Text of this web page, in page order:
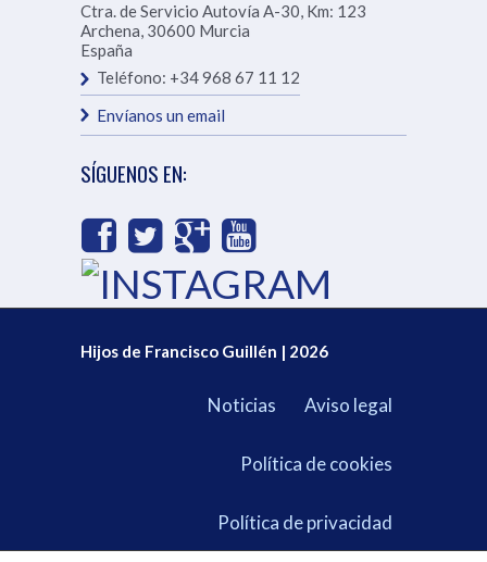
Ctra. de Servicio Autovía A-30, Km: 123
Archena, 30600 Murcia
España
Teléfono: +34 968 67 11 12
Envíanos un email
SÍGUENOS EN:
Hijos de Francisco Guillén | 2026
Aviso legal
Noticias
Política de cookies
Política de privacidad